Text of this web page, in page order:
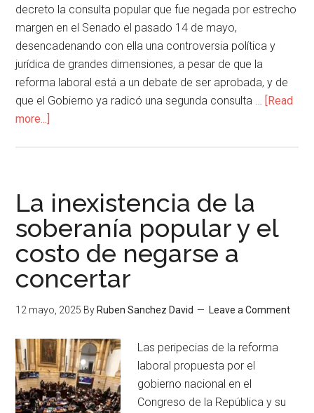
decreto la consulta popular que fue negada por estrecho
margen en el Senado el pasado 14 de mayo,
desencadenando con ella una controversia política y
jurídica de grandes dimensiones, a pesar de que la
reforma laboral está a un debate de ser aprobada, y de
que el Gobierno ya radicó una segunda consulta … [Read
more...]
La inexistencia de la
soberanía popular y el
costo de negarse a
concertar
12 mayo, 2025 By Ruben Sanchez David Leave a Comment
Las peripecias de la reforma
laboral propuesta por el
gobierno nacional en el
Congreso de la República y su